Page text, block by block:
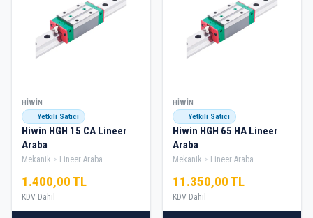
HIWIN
Yetkili Satıcı
Hiwin HGH 15 CA Lineer
Araba
Mekanik Lineer Araba
1.400,00 TL
KDV Dahil
HIWIN
Yetkili Satıcı
Hiwin HGH 65 HA Lineer
Araba
Mekanik Lineer Araba
11.350,00 TL
KDV Dahil